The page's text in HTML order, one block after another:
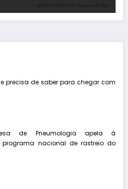
precisa de saber para chegar com
de Pneumologia apela à
nacional de rastreio do